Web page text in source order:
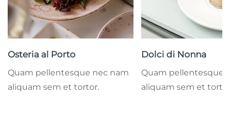
Osteria al Porto
Quam pellentesque nec nam
aliquam sem et tortor.
Dolci di Nonna
Quam pellentesque
aliquam sem et